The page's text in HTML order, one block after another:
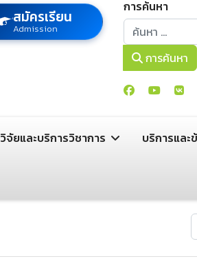
สมัครเรียน
Admission
การค้นหา
การค้นหา
การค้นหา
วิจัยและบริการวิชาการ บริการและ